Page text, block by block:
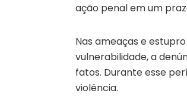
ação penal em um
Nas ameaças e
vulnerabilidade, a
fatos. Durante esse
violência.